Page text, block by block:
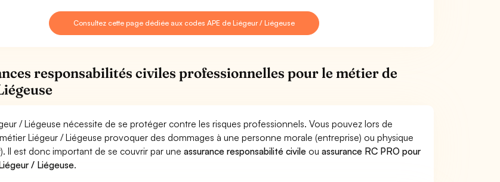
Consultez cette page dédiée aux codes APE de Liégeur / Liégeuse
responsabilités civiles professionnelles pour le métier de
/ Liégeuse nécessite de se protéger contre les risques professionnels. Vous pouvez lors de
Liégeur / Liégeuse provoquer des dommages à une personne morale (entreprise) ou physique
Il est donc important de se couvrir par uneassurance responsabilité civile ouassurance RC PRO pour
/ Liégeuse.